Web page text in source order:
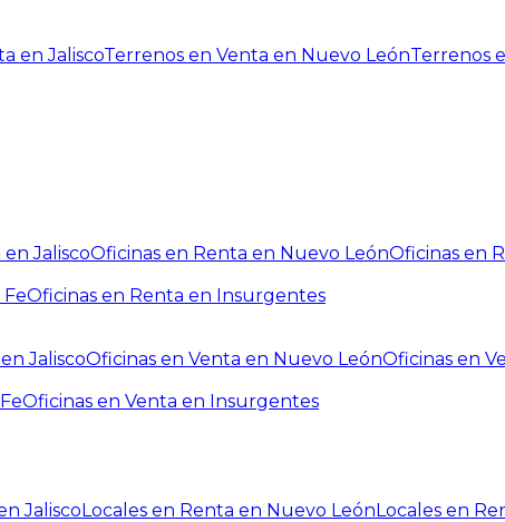
en JaliscoTerrenos en Venta en Nuevo LeónTerrenos
JaliscoOficinas en Renta en Nuevo LeónOficinas en
Oficinas en Renta en Insurgentes
JaliscoOficinas en Venta en Nuevo LeónOficinas en
Oficinas en Venta en Insurgentes
JaliscoLocales en Renta en Nuevo LeónLocales en